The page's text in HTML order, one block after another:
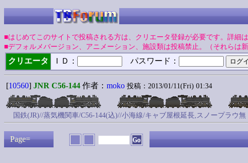
■はじめてこのサイトで投稿される方は、クリエータ登録が必要です。詳細は
■デフォルメバージョン、アニメーション、施設類は投稿禁止。（それらは新
クリエータ ＩＤ： パスワード：
[10560] JNR C56-144 作者： moko 投稿：2013/01/11(Fri) 01:34
国鉄(JR)//蒸気機関車/C56-144(込)//小海線/キャブ屋根延長,スノープラウ無
Page=